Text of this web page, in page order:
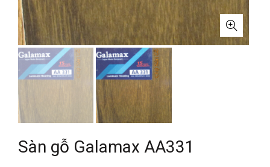
Sàn gỗ Galamax AA331